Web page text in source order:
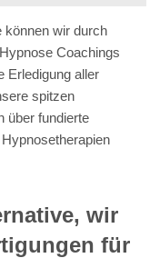
können wir durch
Coachings
Erledigung aller
spitzen
über fundierte
wir
für